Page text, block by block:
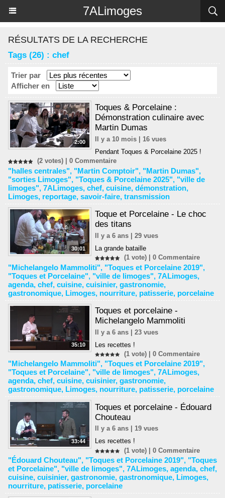
7ALimoges
RÉSULTATS DE LA RECHERCHE
Tags (26) : chef
Trier par
Afficher en
2:00
Toques & Porcelaine :
Démonstration culinaire avec
Martin Dumas
Il y a 10 mois | 16 vues
Pendant Toques & Porcelaine 2025 !
(2 votes) | 0 Commentaire
"halles centrales", "Martin Comptoir", "Martin Dumas",
"sorties Limoges", "Toques & Porcelaine 2025", "ville de
limoges", 7ALimoges, chef, cuisine, démonstration,
Limoges, reportage, savoir-faire, transmission
30:01
Toque et Porcelaine - Le choc
des titans
Il y a 6 ans | 29 vues
La grande bataille
(1 vote) |0 Commentaire
"Michelangelo Mammoliti", "Toques et Porcelaine 2019",
"Toques et Porcelaine", "ville de limoges", 7ALimoges,
agenda, chef, cuisine, cuisinier, gastronomie,
gastronomique, Limoges, nourriture, patisserie, porcelaine
35:10
Toques et porcelaine -
Michelangelo Mammoliti
Il y a 6 ans | 23 vues
Les recettes !
(1 vote) |0 Commentaire
"Michelangelo Mammoliti", "Toques et Porcelaine 2019",
"Toques et Porcelaine", "ville de limoges", 7ALimoges,
agenda, chef, cuisine, cuisinier, gastronomie,
gastronomique, Limoges, nourriture, patisserie, porcelaine
33:44
Toques et porcelaine - Édouard
Chouteau
Il y a 6 ans | 19 vues
Les recettes !
(1 vote) |0 Commentaire
"Édouard Chouteau", "Toques et Porcelaine 2019", "Toques
et Porcelaine", "ville de limoges", 7ALimoges, agenda, chef,
cuisine, cuisinier, gastronomie, gastronomique, Limoges,
nourriture, patisserie, porcelaine